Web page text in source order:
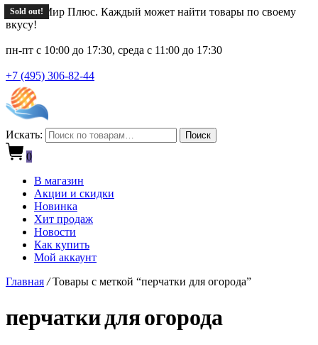
Новый Мир Плюс. Каждый может найти товары по своему
вкусу!
пн-пт с 10:00 до 17:30, среда с 11:00 до 17:30
+7 (495) 306-82-44
Искать: Поиск
0
В магазин
Акции и скидки
Новинка
Хит продаж
Новости
Как купить
Мой аккаунт
Главная /Товары с меткой “перчатки для огорода”
перчатки для огорода
Sold out!
Sold out!
Sold out!
Sold out!